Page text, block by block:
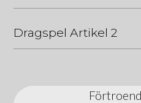
Dragspel Artikel 2